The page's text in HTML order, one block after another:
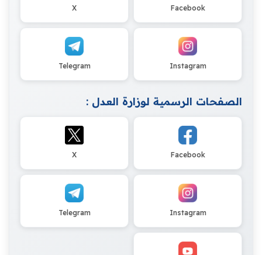
Facebook
X
Instagram
Telegram
الصفحات الرسمية لوزارة العدل :
Facebook
X
Instagram
Telegram